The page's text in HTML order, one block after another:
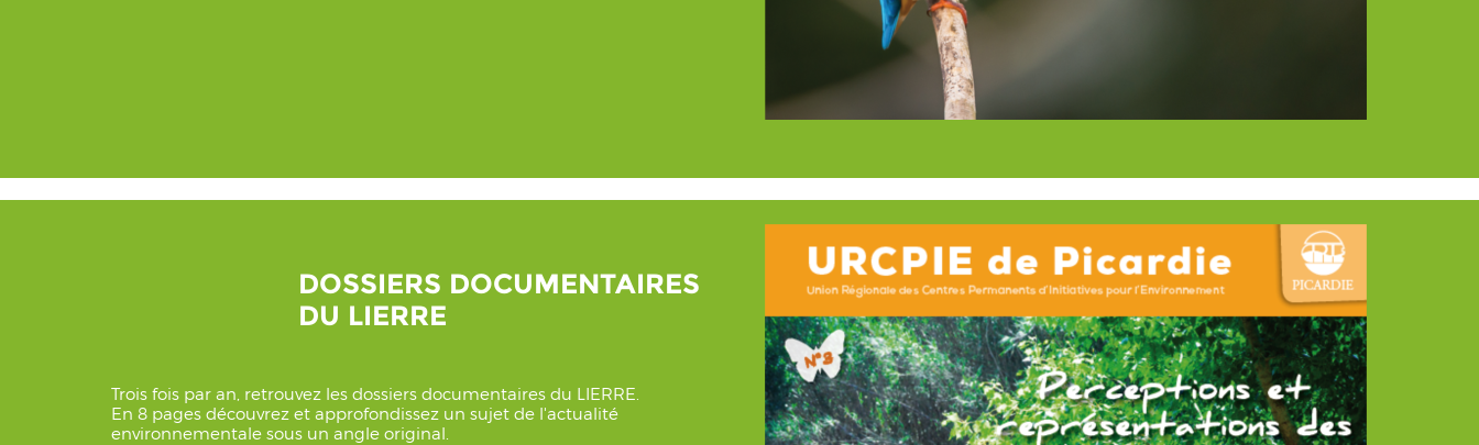
DOSSIERS DOCUMENTAIRES
DU LIERRE
Trois fois par an, retrouvez les dossiers documentaires du LIERRE.
En 8 pages découvrez et approfondissez un sujet de l'actualité
environnementale sous un angle original.